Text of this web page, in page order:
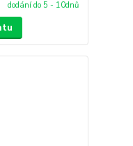
dodání do 5 - 10dnů